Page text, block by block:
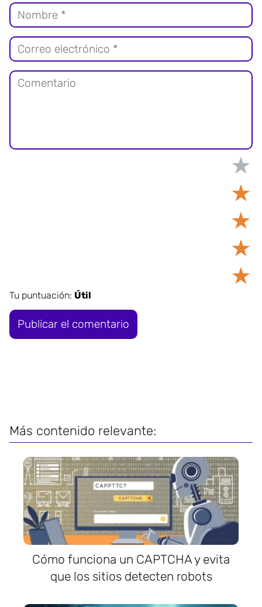
★
★
★
★
★
Tu puntuación: Útil
Más contenido relevante:
Cómo funciona un CAPTCHA y evita
que los sitios detecten robots